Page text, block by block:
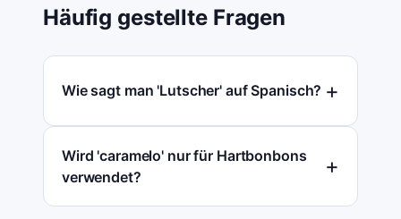
Häufig gestellte Fragen
Wie sagt man 'Lutscher' auf Spanisch?
Wird 'caramelo' nur für Hartbonbons
verwendet?